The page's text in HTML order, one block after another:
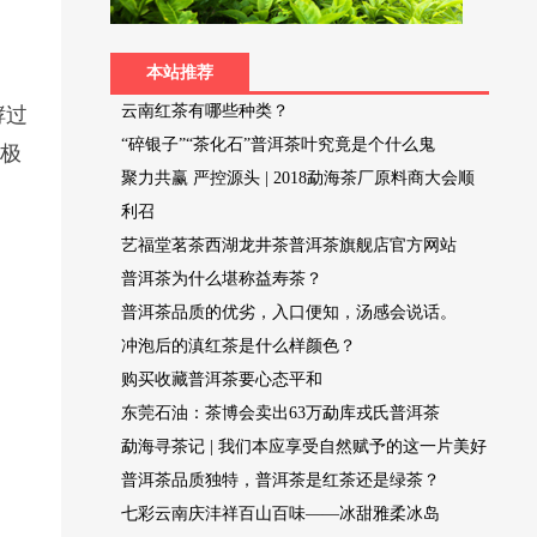
过
本站推荐
云南红茶有哪些种类？
“碎银子”“茶化石”普洱茶叶究竟是个什么鬼
聚力共赢 严控源头 | 2018勐海茶厂原料商大会顺
利召
艺福堂茗茶西湖龙井茶普洱茶旗舰店官方网站
普洱茶为什么堪称益寿茶？
普洱茶品质的优劣，入口便知，汤感会说话。
冲泡后的滇红茶是什么样颜色？
购买收藏普洱茶要心态平和
东莞石油：茶博会卖出63万勐库戎氏普洱茶
勐海寻茶记 | 我们本应享受自然赋予的这一片美好
普洱茶品质独特，普洱茶是红茶还是绿茶？
七彩云南庆沣祥百山百味——冰甜雅柔冰岛